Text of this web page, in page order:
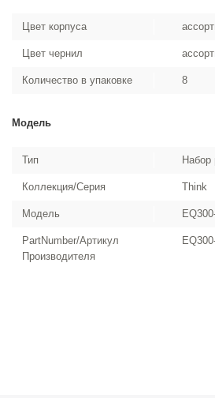
Цвет корпуса
Цвет чернил
Количество в упаковке 8
Модель
Тип Набор
Коллекция/Серия Think
Модель
PartNumber/Артикул
Производителя